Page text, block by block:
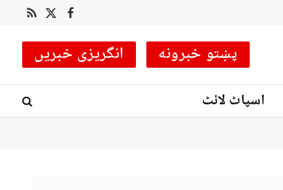
Facebook
X
RSS
پښتو خبرونه انگریزی خبریں
اسپاٹ لائٹ